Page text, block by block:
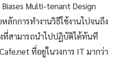
Multi-tenant Design
ลักการทำงานวิธีใช้งานไปจนถึง
ที่สามารถนำไปปฏิบัติได้ทันที
ที่อยู่ในวงการ IT มากว่า